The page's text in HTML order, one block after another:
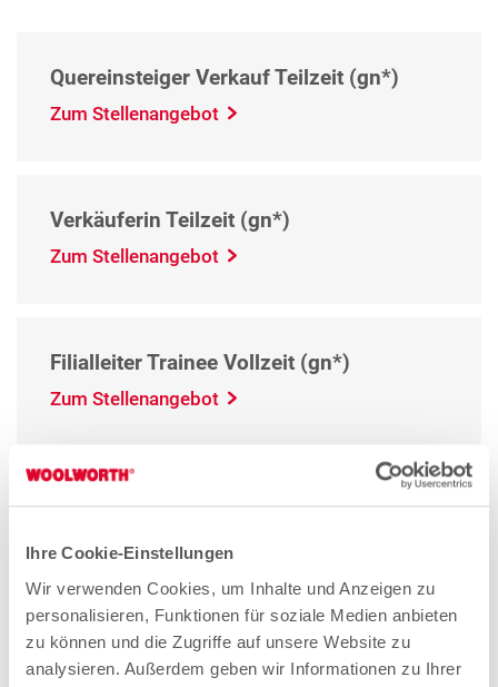
Ihre Cookie-Einstellungen
Wir verwenden Cookies, um Inhalte und Anzeigen zu
personalisieren, Funktionen für soziale Medien anbieten
zu können und die Zugriffe auf unsere Website zu
analysieren. Außerdem geben wir Informationen zu Ihrer
Quereinsteiger Verkauf Teilzeit (gn*)
Zum Stellenangebot
Verkäuferin Teilzeit (gn*)
Zum Stellenangebot
Filialleiter Trainee Vollzeit (gn*)
Zum Stellenangebot
Filialleiter Vollzeit (gn*)